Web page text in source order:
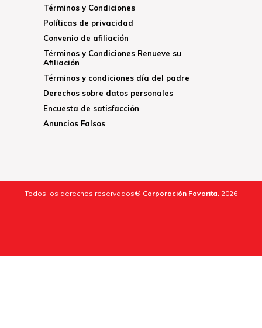
Términos y Condiciones
Políticas de privacidad
Convenio de afiliación
Términos y Condiciones Renueve su
Afiliación
Términos y condiciones día del padre
Derechos sobre datos personales
Encuesta de satisfacción
Anuncios Falsos
Todos los derechos reservados® Corporación Favorita. 2026